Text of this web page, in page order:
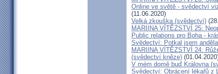
Online ve světě - svědectví
(11.06.2020)
Velká zkouška (svědectví)
MARIINA VÍTĚZSTVÍ 25:
Public relations pro Boha -
Svědectví: Potkal jsem anděla
MARIINA VÍTĚZSTVÍ 24:
(svědectví kněze)
V mém domě buď Královna
Svědectví: Obrácení lékařů z